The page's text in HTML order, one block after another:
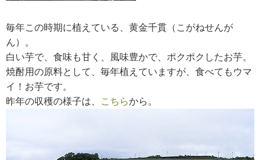
毎年この時期に植えている、黄金千貫（こがねせんが
ん）。
白い芋で、食味も甘く、風味豊かで、ポクポクしたお芋。
焼酎用の原料として、毎年植えていますが、食べてもウマ
イ！お芋です。
昨年の収穫の様子は、
こちらから。